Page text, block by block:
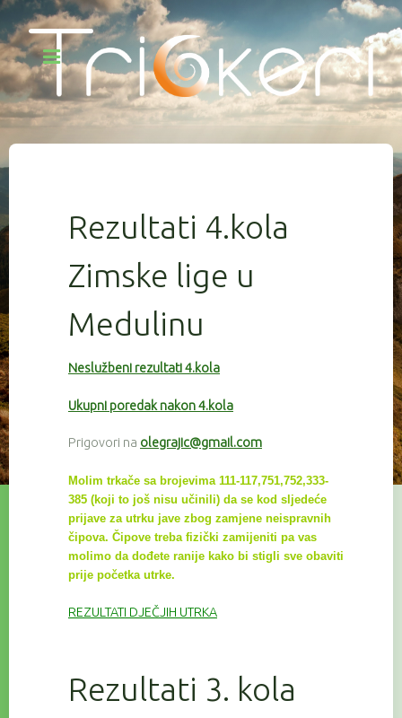
Rezultati 4.kola
Zimske lige u
Medulinu
Neslužbeni rezultati 4.kola
Ukupni poredak nakon 4.kola
Prigovori na olegrajic@gmail.com
Molim trkače sa brojevima 111-117,751,752,333-
385 (koji to još nisu učinili) da se kod sljedeće
prijave za utrku jave zbog zamjene neispravnih
čipova. Čipove treba fizički zamijeniti pa vas
molimo da dođete ranije kako bi stigli sve obaviti
prije početka utrke.
REZULTATI DJEČJIH UTRKA
Rezultati 3. kola